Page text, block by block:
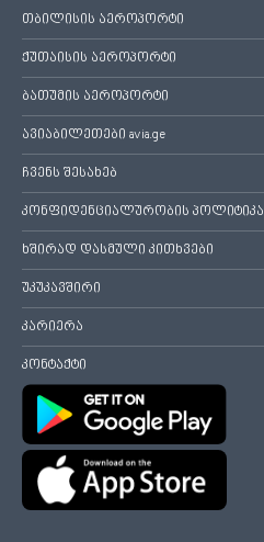
თბილისის აეროპორტი
ქუთაისის აეროპორტი
ბათუმის აეროპორტი
ავიაბილეთები avia.ge
ჩვენს შესახებ
კონფიდენციალურობის პოლიტიკა
ხშირად დასმული კითხვები
უკუკავშირი
კარიერა
კონტაქტი